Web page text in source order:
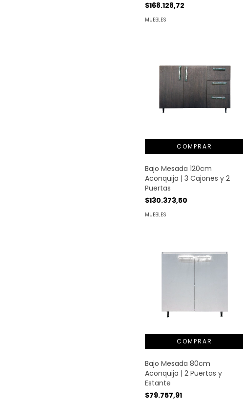
$168.128,72
MUEBLES
Bajo Mesada 120cm
Aconquija | 3 Cajones y 2
Puertas
$130.373,50
MUEBLES
Bajo Mesada 80cm
Aconquija | 2 Puertas y
Estante
$79.757,91